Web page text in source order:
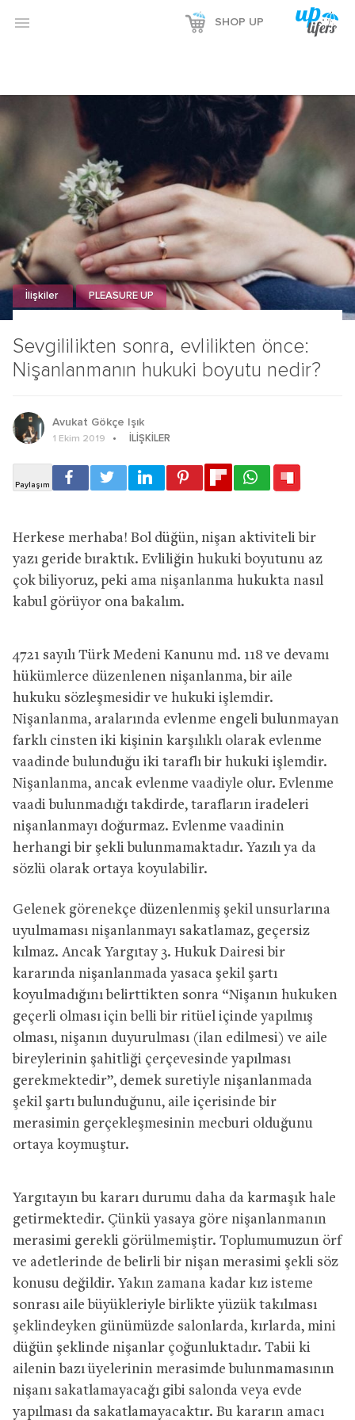
 SHOP UP
Sevgililikten sonra, evlilikten önce:
Nişanlanmanın hukuki boyutu nedir?
İlişkiler PLEASURE UP
Avukat Gökçe Işık
1 Ekim 2019 İLIŞKILER
Herkese merhaba! Bol düğün, nişan aktiviteli bir
yazı geride bıraktık. Evliliğin hukuki boyutunu az
çok biliyoruz, peki ama nişanlanma hukukta nasıl
kabul görüyor ona bakalım.
4721 sayılı Türk Medeni Kanunu md. 118 ve devamı
hükümlerce düzenlenen nişanlanma, bir aile
hukuku sözleşmesidir ve hukuki işlemdir.
Nişanlanma, aralarında evlenme engeli bulunmayan
farklı cinsten iki kişinin karşılıklı olarak evlenme
vaadinde bulunduğu iki taraflı bir hukuki işlemdir.
Nişanlanma, ancak evlenme vaadiyle olur. Evlenme
vaadi bulunmadığı takdirde, tarafların iradeleri
nişanlanmayı doğurmaz. Evlenme vaadinin
herhangi bir şekli bulunmamaktadır. Yazılı ya da
sözlü olarak ortaya koyulabilir.
Gelenek görenekçe düzenlenmiş şekil unsurlarına
uyulmaması nişanlanmayı sakatlamaz, geçersiz
kılmaz. Ancak Yargıtay 3. Hukuk Dairesi bir
kararında nişanlanmada yasaca şekil şartı
koyulmadığını belirttikten sonra “Nişanın hukuken
geçerli olması için belli bir ritüel içinde yapılmış
olması, nişanın duyurulması (ilan edilmesi) ve aile
bireylerinin şahitliği çerçevesinde yapılması
gerekmektedir”, demek suretiyle nişanlanmada
şekil şartı bulunduğunu, aile içerisinde bir
merasimin gerçekleşmesinin mecburi olduğunu
ortaya koymuştur.
Yargıtayın bu kararı durumu daha da karmaşık hale
getirmektedir. Çünkü yasaya göre nişanlanmanın
merasimi gerekli görülmemiştir. Toplumumuzun örf
ve adetlerinde de belirli bir nişan merasimi şekli söz
konusu değildir. Yakın zamana kadar kız isteme
sonrası aile büyükleriyle birlikte yüzük takılması
şeklindeyken günümüzde salonlarda, kırlarda, mini
düğün şeklinde nişanlar çoğunluktadır. Tabii ki
ailenin bazı üyelerinin merasimde bulunmamasının
nişanı sakatlamayacağı gibi salonda veya evde
yapılması da sakatlamayacaktır. Bu kararın amacı